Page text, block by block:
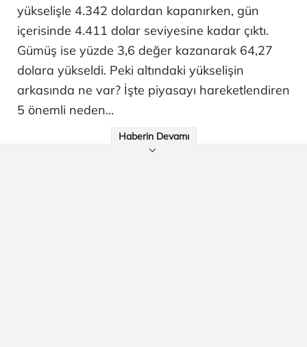
yükselişle 4.342 dolardan kapanırken, gün
içerisinde 4.411 dolar seviyesine kadar çıktı.
Gümüş ise yüzde 3,6 değer kazanarak 64,27
dolara yükseldi. Peki altındaki yükselişin
arkasında ne var? İşte piyasayı hareketlendiren
5 önemli neden...
Haberin Devamı